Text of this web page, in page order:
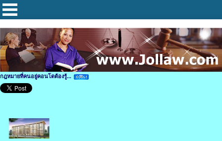
กฎหมายที่คนอยู่คอนโดต้องรู้...